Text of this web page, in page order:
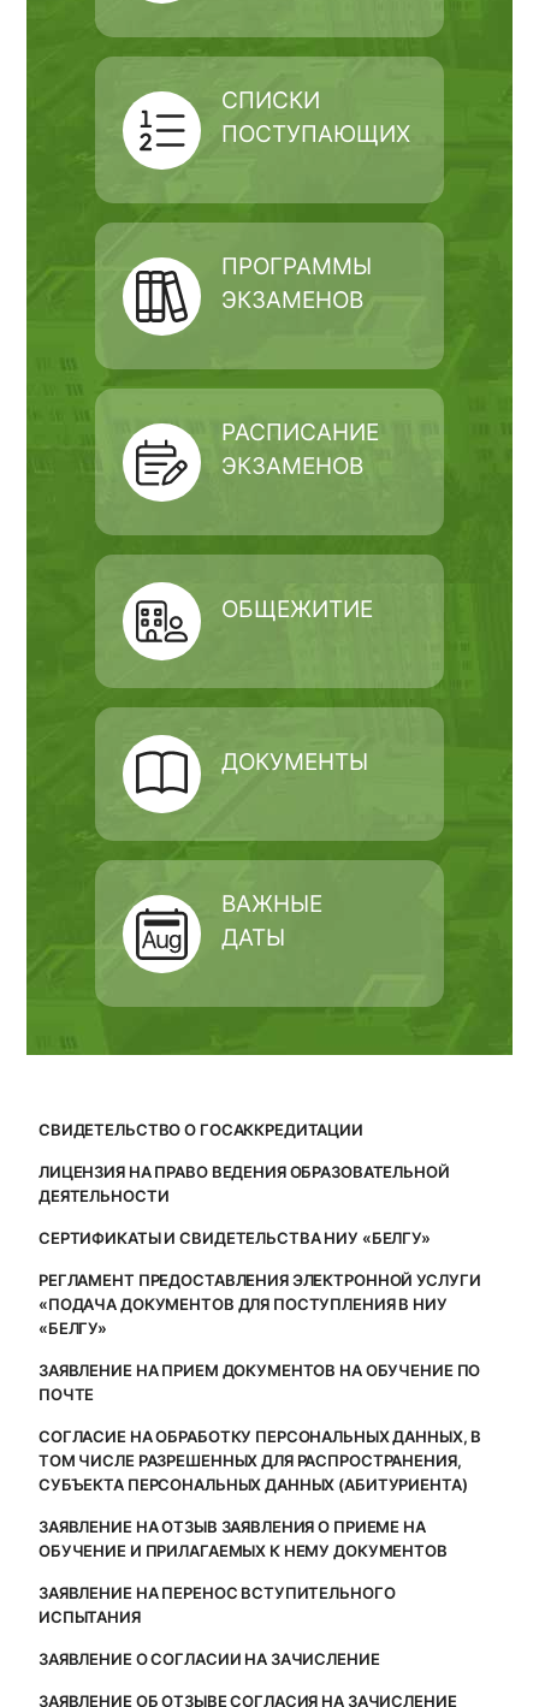
СПИСКИ
ПОСТУПАЮЩИХ
ПРОГРАММЫ
ЭКЗАМЕНОВ
РАСПИСАНИЕ
ЭКЗАМЕНОВ
ОБЩЕЖИТИЕ
ДОКУМЕНТЫ
ВАЖНЫЕ
ДАТЫ
СВИДЕТЕЛЬСТВО О ГОСАККРЕДИТАЦИИ
ЛИЦЕНЗИЯ НА ПРАВО ВЕДЕНИЯ ОБРАЗОВАТЕЛЬНОЙ
ДЕЯТЕЛЬНОСТИ
СЕРТИФИКАТЫ И СВИДЕТЕЛЬСТВА НИУ «БЕЛГУ»
РЕГЛАМЕНТ ПРЕДОСТАВЛЕНИЯ ЭЛЕКТРОННОЙ УСЛУГИ
«ПОДАЧА ДОКУМЕНТОВ ДЛЯ ПОСТУПЛЕНИЯ В НИУ
«БЕЛГУ»
ЗАЯВЛЕНИЕ НА ПРИЕМ ДОКУМЕНТОВ НА ОБУЧЕНИЕ ПО
ПОЧТЕ
СОГЛАСИЕ НА ОБРАБОТКУ ПЕРСОНАЛЬНЫХ ДАННЫХ, В
ТОМ ЧИСЛЕ РАЗРЕШЕННЫХ ДЛЯ РАСПРОСТРАНЕНИЯ,
СУБЪЕКТА ПЕРСОНАЛЬНЫХ ДАННЫХ (АБИТУРИЕНТА)
ЗАЯВЛЕНИЕ НА ОТЗЫВ ЗАЯВЛЕНИЯ О ПРИЕМЕ НА
ОБУЧЕНИЕ И ПРИЛАГАЕМЫХ К НЕМУ ДОКУМЕНТОВ
ЗАЯВЛЕНИЕ НА ПЕРЕНОС ВСТУПИТЕЛЬНОГО
ИСПЫТАНИЯ
ЗАЯВЛЕНИЕ О СОГЛАСИИ НА ЗАЧИСЛЕНИЕ
ЗАЯВЛЕНИЕ ОБ ОТЗЫВЕ СОГЛАСИЯ НА ЗАЧИСЛЕНИЕ